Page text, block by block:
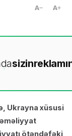
A A
sizin
Ukrayna xüsusi
ötəndəfəki